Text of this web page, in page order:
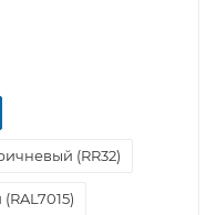
(RR32)